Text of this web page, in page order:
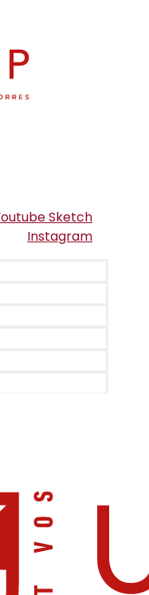
Sketch
Instagram